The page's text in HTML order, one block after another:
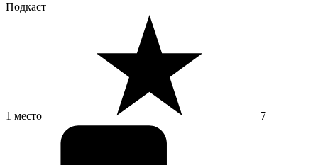
Подкаст
1 место 7